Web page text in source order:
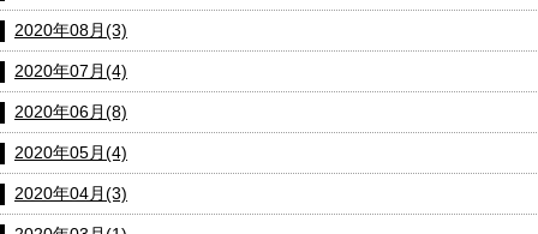
2020年08月(3)
2020年07月(4)
2020年06月(8)
2020年05月(4)
2020年04月(3)